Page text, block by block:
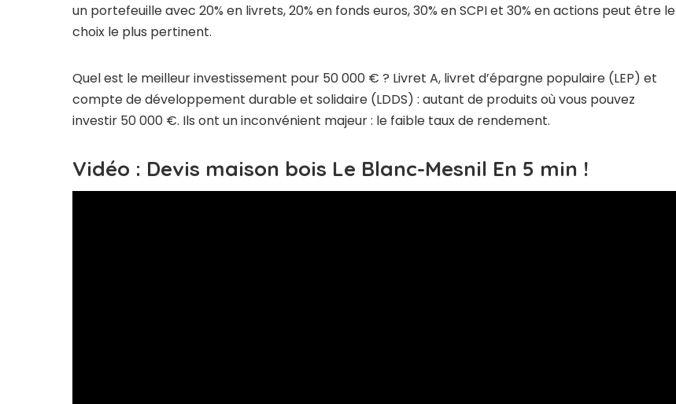
un portefeuille avec 20% en livrets, 20% en fonds euros, 30% en SCPI et 30% en actions peut être le
choix le plus pertinent.
Quel est le meilleur investissement pour 50 000 € ? Livret A, livret d’épargne populaire (LEP) et
compte de développement durable et solidaire (LDDS) : autant de produits où vous pouvez
investir 50 000 €. Ils ont un inconvénient majeur : le faible taux de rendement.
Vidéo : Devis maison bois Le Blanc-Mesnil En 5 min !